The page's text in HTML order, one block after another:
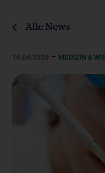
Alle News
16.04.2020 – MEDIZIN &